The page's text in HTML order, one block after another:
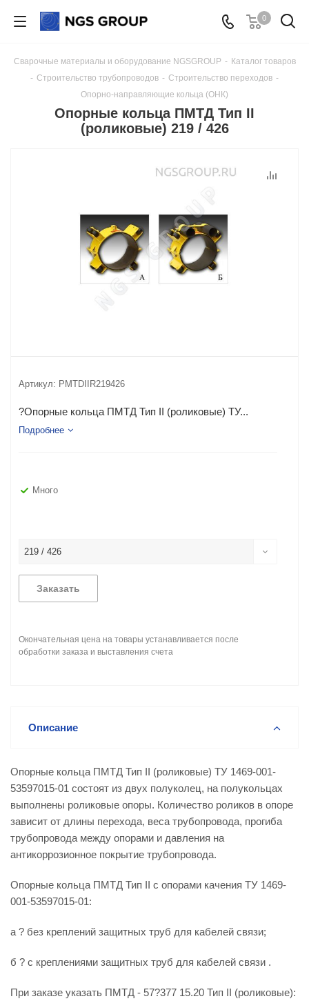
0
Сварочные материалы и оборудование NGSGROUP - Каталог товаров
- Строительство трубопроводов - Строительство переходов -
Опорно-направляющие кольца (ОНК)
Опорные кольца ПМТД Тип II
(роликовые) 219 / 426
Артикул: PMTDIIR219426
?Опорные кольца ПМТД Тип II (роликовые) ТУ...
Подробнее
Много
219 / 426
Заказать
Окончательная цена на товары устанавливается после
обработки заказа и выставления счета
Описание
Опорные кольца ПМТД Тип II (роликовые) ТУ 1469-001-
53597015-01 состоят из двух полуколец, на полукольцах
выполнены роликовые опоры. Количество роликов в опоре
зависит от длины перехода, веса трубопровода, прогиба
трубопровода между опорами и давления на
антикоррозионное покрытие трубопровода.
Опорные кольца ПМТД Тип II с опорами качения ТУ 1469-
001-53597015-01:
а ? без креплений защитных труб для кабелей связи;
б ? с креплениями защитных труб для кабелей связи .
При заказе указать ПМТД - 57?377 15.20 Тип II (роликовые):